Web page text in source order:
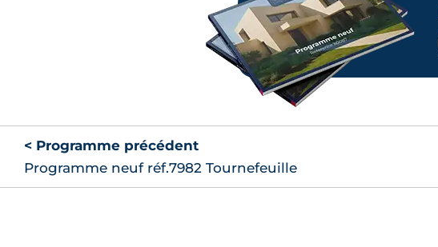
< Programme précédent
Programme neuf réf.7982 Tournefeuille